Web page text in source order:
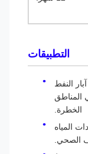
التطبيقات